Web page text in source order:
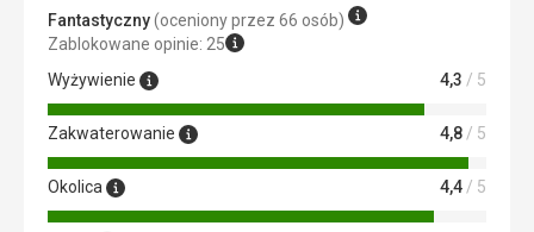
Plaża znajdowała się zaledwie kilka kroków od hotelu –
dokładnie tyle, ile potrzeba, żeby dojść w klapkach, ale nie
na tyle daleko, by się spocić.
Piasek jak puder, woda jak kryształ
Wybrzeże wyglądało jakby ktoś na chwilę zatrzymał czas.
Piasek był jasny, miękki jak mąka i tak czysty, że spokojnie
można było rozłożyć ręcznik bez obsesyjnego trzepania
go co 5 minut. A woda? Turkusowa, przejrzysta do tego
Fantastyczny(oceniony przez 66 osób)
Zablokowane opinie: 25
Wyżywienie
4,3 / 5
Zakwaterowanie 4,8 / 5
Okolica 4,4 / 5